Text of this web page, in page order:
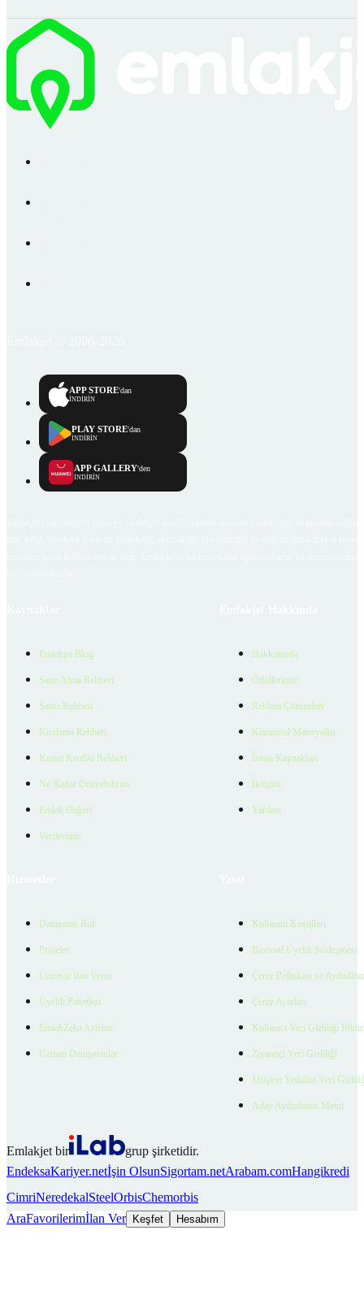
APP STORE'dan
İNDİRİN
PLAY STORE'dan
İNDİRİN
APP GALLERY'den
İNDİRİN
Emlakjet Blog
Satın Alma Rehberi
Satıcı Rehberi
Kiralama Rehberi
Konut Kredisi Rehberi
Ne Kadar Ödeyebilirim
Emlak Değeri
Verilerimiz
Hakkımızda
Ödüllerimiz
Reklam Çözümleri
Kurumsal Materyaller
İnsan Kaynakları
İletişim
Yardım
Danışman Bul
Projeler
Ücretsiz İlan Verin
Üyelik Paketleri
EmlakZeka Asistan
Uzman Danışmanlar
Kullanım Koşulları
Bireysel Üyelik Sözleşmesi
Çerez Politikası ve
Çerez Ayarları
Kullanıcı Veri Gizliliği
Ziyaretçi Veri Gizliliği
Müşteri Yetkilisi Veri
Aday Aydınlatma Metni
Emlakjet bir
grup şirketidir.
EndeksaKariyer.netİşin OlsunSigortam.netArabam.comHangikredi
CimriNeredekalSteelOrbisChemorbis
AraFavorilerimİlan Ver Keşfet Hesabım